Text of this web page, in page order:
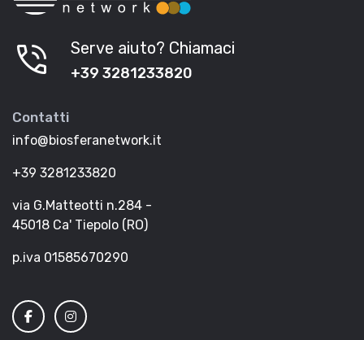
phone_in_talk Serve aiuto? Chiamaci
+39 3281233820
Contatti
info@biosferanetwork.it
+39 3281233820
via G.Matteotti n.284 -
45018 Ca' Tiepolo (RO)
p.iva 01585670290